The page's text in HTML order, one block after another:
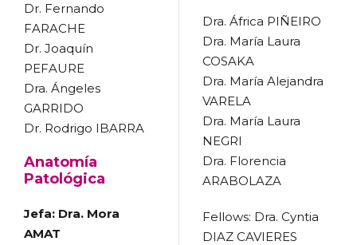
Dr. Fernando
FARACHE
Dr. Joaquín
PEFAURE
Dra. Ángeles
GARRIDO
Dr. Rodrigo IBARRA
Anatomía
Patológica
Jefa: Dra. Mora
AMAT
Dra. África PIÑEIRO
Dra. María Laura
COSAKA
Dra. María Alejandra
VARELA
Dra. María Laura
NEGRI
Dra. Florencia
ARABOLAZA
Fellows: Dra. Cyntia
DIAZ CAVIERES